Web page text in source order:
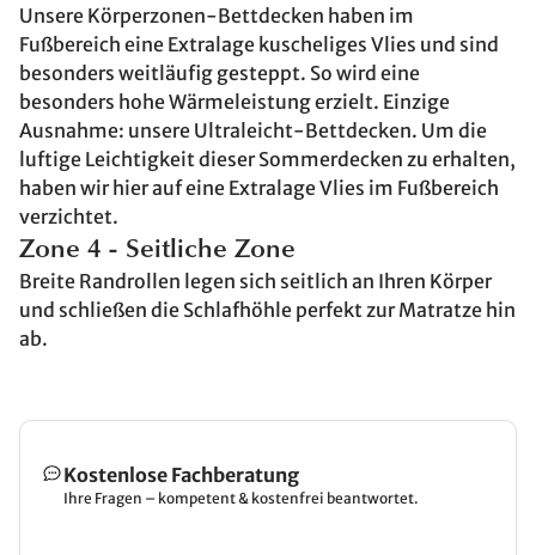
Unsere Körperzonen-Bettdecken haben im
Fußbereich eine Extralage kuscheliges Vlies und sind
besonders weitläufig gesteppt. So wird eine
besonders hohe Wärmeleistung erzielt. Einzige
Ausnahme: unsere Ultraleicht-Bettdecken. Um die
luftige Leichtigkeit dieser Sommerdecken zu erhalten,
haben wir hier auf eine Extralage Vlies im Fußbereich
verzichtet.
Zone 4 - Seitliche Zone
Breite Randrollen legen sich seitlich an Ihren Körper
und schließen die Schlafhöhle perfekt zur Matratze hin
ab.
Kostenlose Fachberatung
Ihre Fragen – kompetent & kostenfrei beantwortet.